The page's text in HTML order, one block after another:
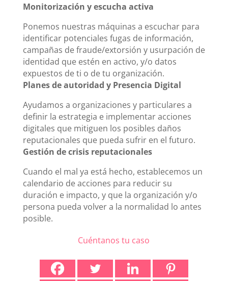
Monitorización y escucha activa
Ponemos nuestras máquinas a escuchar para
identificar potenciales fugas de información,
campañas de fraude/extorsión y usurpación de
identidad que estén en activo, y/o datos
expuestos de ti o de tu organización.
Planes de autoridad y Presencia Digital
Ayudamos a organizaciones y particulares a
definir la estrategia e implementar acciones
digitales que mitiguen los posibles daños
reputacionales que pueda sufrir en el futuro.
Gestión de crisis reputacionales
Cuando el mal ya está hecho, establecemos un
calendario de acciones para reducir su
duración e impacto, y que la organización y/o
persona pueda volver a la normalidad lo antes
posible.
Cuéntanos tu caso